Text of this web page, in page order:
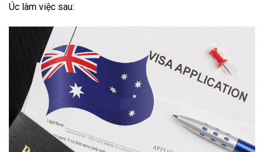
Úc làm việc sau: